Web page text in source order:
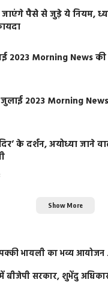
पैसे से जुड़े ये नियम,
2023 Morning News की
जुलाई 2023 Morning News
के दर्शन, अयोध्या जाने
Show More
भायली का भव्य आयोजन
बीजेपी सरकार, शुभेंदु